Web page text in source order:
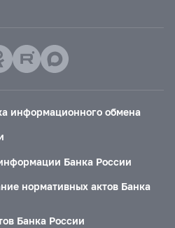
информационного обмена
Банка России
нормативных актов Банка
Банка России